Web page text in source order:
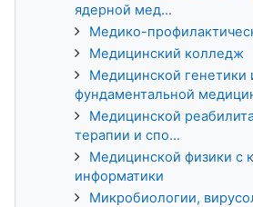
ядерной мед...
Медико-
Медицинский колледж
Медицинской генетики
фундаментальной
Медицинской
терапии и спо...
Медицинской физики с
информатики
Микробиологии,